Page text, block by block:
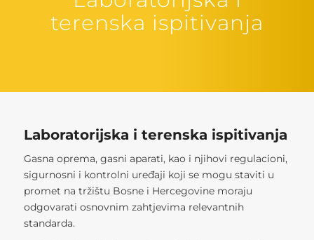
terenska ispitivanja
Laboratorijska i terenska ispitivanja
Gasna oprema, gasni aparati, kao i njihovi regulacioni,
sigurnosni i kontrolni uređaji koji se mogu staviti u
promet na tržištu Bosne i Hercegovine moraju
odgovarati osnovnim zahtjevima relevantnih
standarda.